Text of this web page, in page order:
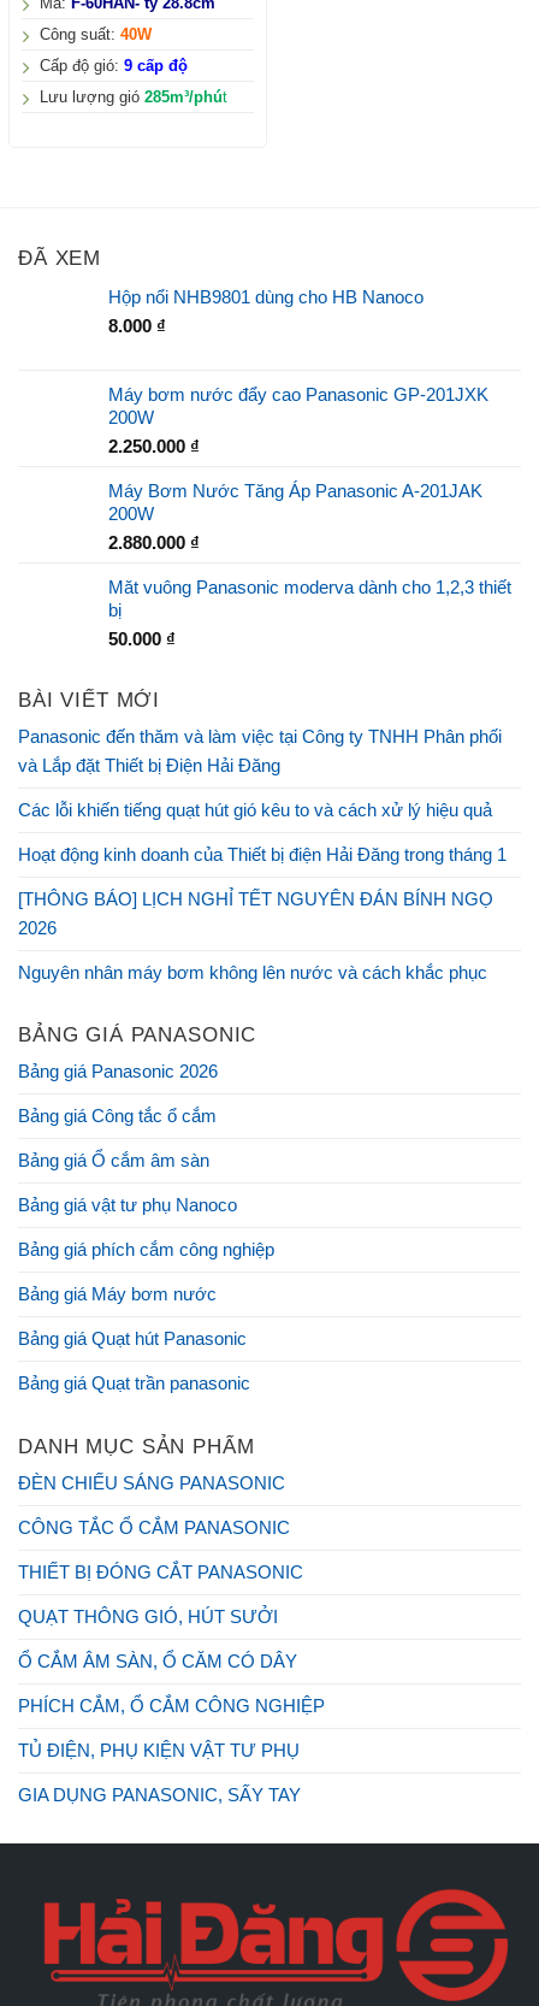
Công suất: 40W
Cấp độ gió: 9 cấp độ
Lưu lượng gió 285m³/phút
ĐÃ XEM
Hộp nổi NHB9801 dùng cho HB Nanoco
8.000 ₫
Máy bơm nước đẩy cao Panasonic GP-201JXK
200W
2.250.000 ₫
Máy Bơm Nước Tăng Áp Panasonic A-201JAK
200W
2.880.000 ₫
Măt vuông Panasonic moderva dành cho 1,2,3 thiết
bị
50.000 ₫
BÀI VIẾT MỚI
Panasonic đến thăm và làm việc tại Công ty TNHH Phân phối
và Lắp đặt Thiết bị Điện Hải Đăng
Các lỗi khiến tiếng quạt hút gió kêu to và cách xử lý hiệu quả
Hoạt động kinh doanh của Thiết bị điện Hải Đăng trong tháng 1
[THÔNG BÁO] LỊCH NGHỈ TẾT NGUYÊN ĐÁN BÍNH NGỌ
2026
Nguyên nhân máy bơm không lên nước và cách khắc phục
BẢNG GIÁ PANASONIC
Bảng giá Panasonic 2026
Bảng giá Công tắc ổ cắm
Bảng giá Ổ cắm âm sàn
Bảng giá vật tư phụ Nanoco
Bảng giá phích cắm công nghiệp
Bảng giá Máy bơm nước
Bảng giá Quạt hút Panasonic
Bảng giá Quạt trần panasonic
DANH MỤC SẢN PHẨM
ĐÈN CHIẾU SÁNG PANASONIC
CÔNG TẮC Ổ CẮM PANASONIC
THIẾT BỊ ĐÓNG CẮT PANASONIC
QUẠT THÔNG GIÓ, HÚT SƯỞI
Ổ CẮM ÂM SÀN, Ổ CĂM CÓ DÂY
PHÍCH CẮM, Ổ CẮM CÔNG NGHIỆP
TỦ ĐIỆN, PHỤ KIỆN VẬT TƯ PHỤ
GIA DỤNG PANASONIC, SẤY TAY